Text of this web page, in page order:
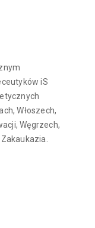
iS
Włoszech,
Węgrzech,